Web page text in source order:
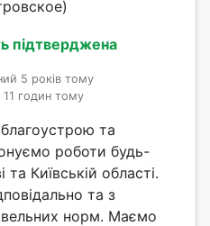
підтверджена
5 років тому
11 годин тому
та
роботи будь-
та Київській області.
та з
норм. Маємо